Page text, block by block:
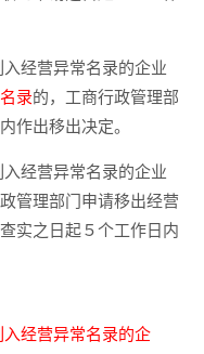
经营异常名录的企业
录的，工商行政管理部
作出移出决定。
经营异常名录的企业
管理部门申请移出经营
实之日起５个工作日内
经营异常名录的企